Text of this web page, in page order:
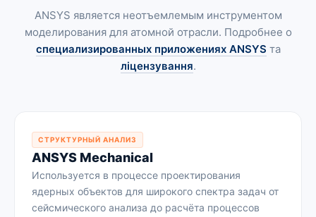
ANSYS является неотъемлемым инструментом
моделирования для атомной отрасли. Подробнее о
специализированных приложениях ANSYS та
ліцензування.
СТРУКТУРНЫЙ АНАЛИЗ
ANSYS Mechanical
Используется в процессе проектирования
ядерных объектов для широкого спектра задач от
сейсмического анализа до расчёта процессов